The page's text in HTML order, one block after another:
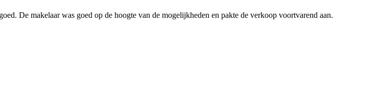
De makelaar was goed op de hoogte van de mogelijkheden en pakte de verkoop voortvarend aan.